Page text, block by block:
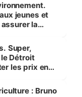
jeunes et
la
Super,
Détroit
les prix en
: Bruno